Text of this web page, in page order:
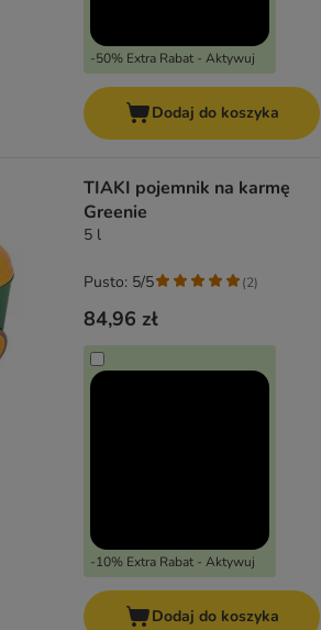
-50% Extra Rabat - Aktywuj
Dodaj do koszyka
TIAKI pojemnik na karmę
Greenie
5 l
84,96 zł
-10% Extra Rabat - Aktywuj
Pusto: 5/5 (2)
Dodaj do koszyka